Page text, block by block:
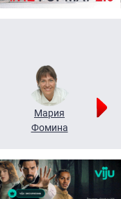
Мария
Фомина